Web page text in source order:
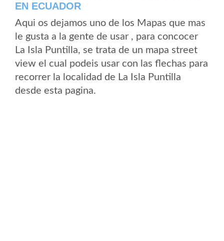
EN ECUADOR
Aqui os dejamos uno de los Mapas que mas
le gusta a la gente de usar , para concocer
La Isla Puntilla, se trata de un mapa street
view el cual podeis usar con las flechas para
recorrer la localidad de La Isla Puntilla
desde esta pagina.